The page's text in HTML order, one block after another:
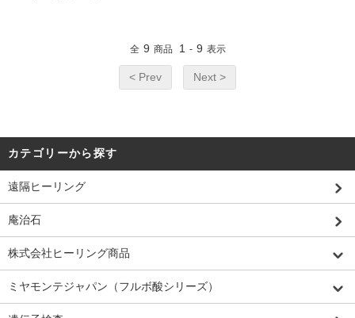
全 9 商品 1 - 9 表示
< Prev Next >
カテゴリーから探す
遠隔ヒーリング
庵治石
株式会社ヒーリング商品
ミヤモンテジャパン（フルボ酸シリーズ）